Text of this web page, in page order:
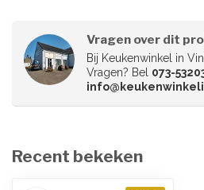
Vragen over dit
Bij Keukenwinkel in
Vragen? Bel 073-
Recent bekeken